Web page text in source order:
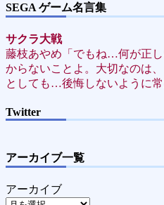
SEGA ゲーム名言集
サクラ大戦
藤枝あやめ「でもね…何が正
からないことよ。大切なのは
としても…後悔しないように
Twitter
アーカイブ一覧
アーカイブ